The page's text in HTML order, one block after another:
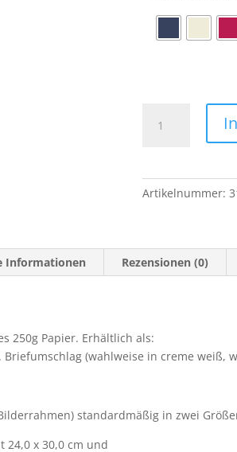
wird
Tränen
Artikelnummer:
Informationen Rezensionen (0)
250g Papier. Erhältlich als:
Briefumschlag (wahlweise in creme weiß,
standardmäßig in zwei
24,0 x 30,0 cm und